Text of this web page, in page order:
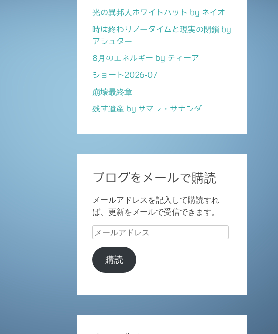
光の異邦人ホワイトハット by ネイオ
時は終わりノータイムと現実の閉鎖 by
アシュター
8月のエネルギー by ティーア
ショート2026-07
崩壊最終章
残す遺産 by サマラ・サナンダ
ブログをメールで購読
メールアドレスを記入して購読すれ
ば、更新をメールで受信できます。
メ
ル
ア
購読